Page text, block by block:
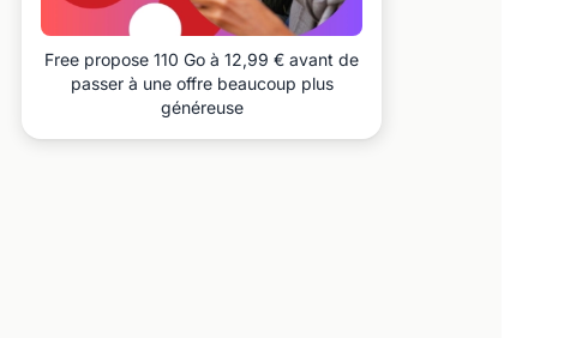
Free propose 110 Go à 12,99 € avant de
passer à une offre beaucoup plus
généreuse